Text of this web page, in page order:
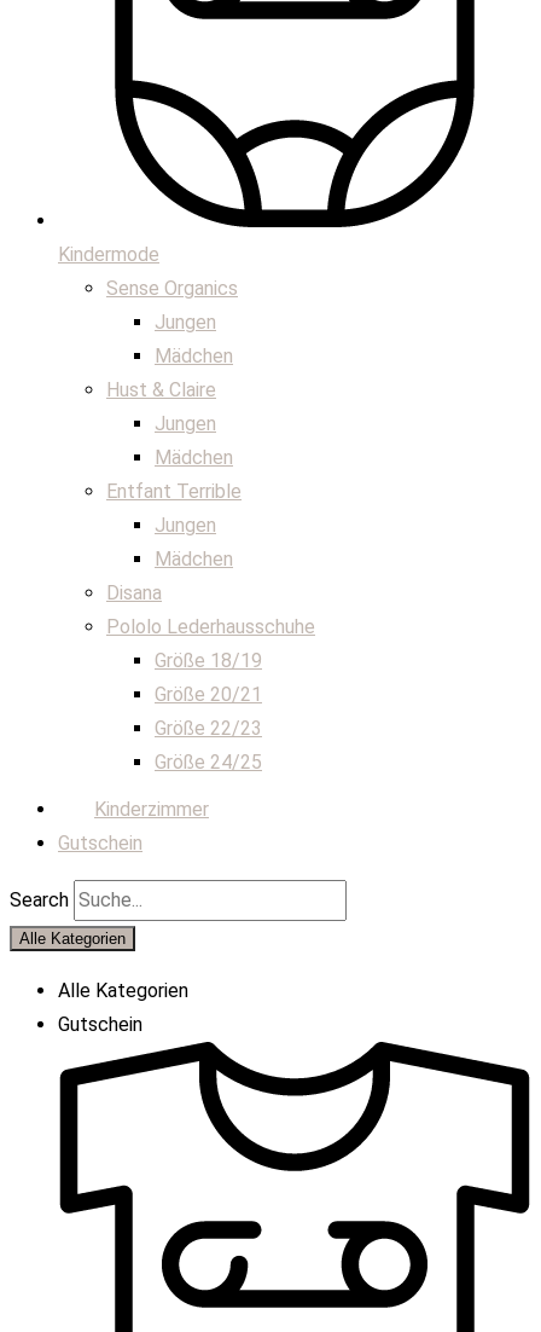
Kindermode
Sense Organics
Jungen
Mädchen
Hust & Claire
Jungen
Mädchen
Entfant Terrible
Jungen
Mädchen
Disana
Pololo Lederhausschuhe
Größe 18/19
Größe 20/21
Größe 22/23
Größe 24/25
Kinderzimmer
Gutschein
Search
Alle Kategorien
Alle Kategorien
Gutschein